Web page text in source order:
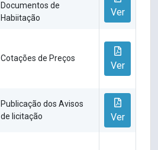
Documentos de
Habiitação
Ver
Cotações de Preços
Ver
Publicação dos Avisos
de licitação
Ver